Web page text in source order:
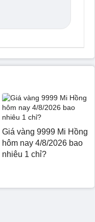
Giá vàng 9999 Mi Hồng
hôm nay 4/8/2026 bao
nhiêu 1 chỉ?